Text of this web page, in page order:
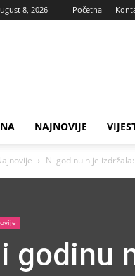
8, 2026 Početna
NAJNOVIJE
Ni godinu nije
godinu